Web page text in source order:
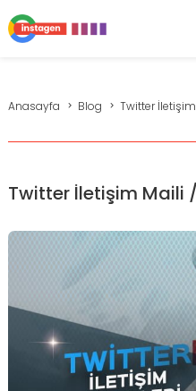
Anasayfa Blog Twitter
Twitter İletişim Maili